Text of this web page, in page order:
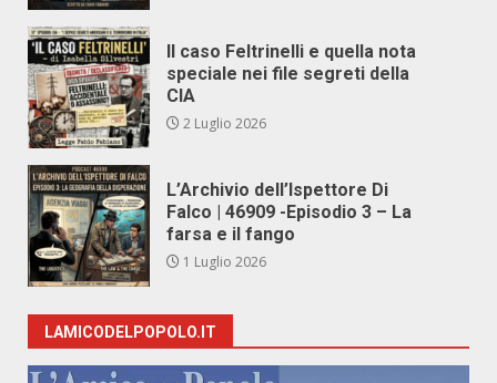
Il caso Feltrinelli e quella nota
speciale nei file segreti della
CIA
2 Luglio 2026
L’Archivio dell’Ispettore Di
Falco | 46909 -Episodio 3 – La
farsa e il fango
1 Luglio 2026
LAMICODELPOPOLO.IT